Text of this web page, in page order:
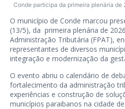
Conde participa da primeira plenária
O município de Conde marcou
(13/5), da primeira plenária de
Administração Tributária (FPAT),
representantes de diversos
integração e modernização da
O evento abriu o calendário de
fortalecimento da administração
experiências e construção de
municípios paraibanos na cidade